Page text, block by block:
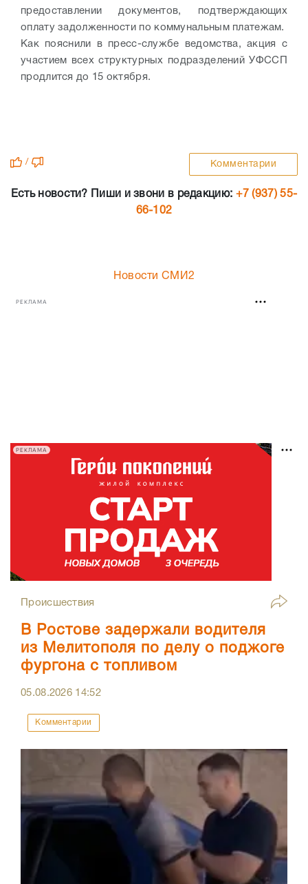
предоставлении документов, подтверждающих
оплату задолженности по коммунальным платежам.
Как пояснили в пресс-службе ведомства, акция с
участием всех структурных подразделений УФССП
продлится до 15 октября.
/ Комментарии
Есть новости? Пиши и звони в редакцию: +7 (937) 55-
66-102
Новости СМИ2
РЕКЛАМА
РЕКЛАМА
Происшествия
В Ростове задержали водителя
из Мелитополя по делу о поджоге
фургона с топливом
05.08.2026 14:52
Комментарии